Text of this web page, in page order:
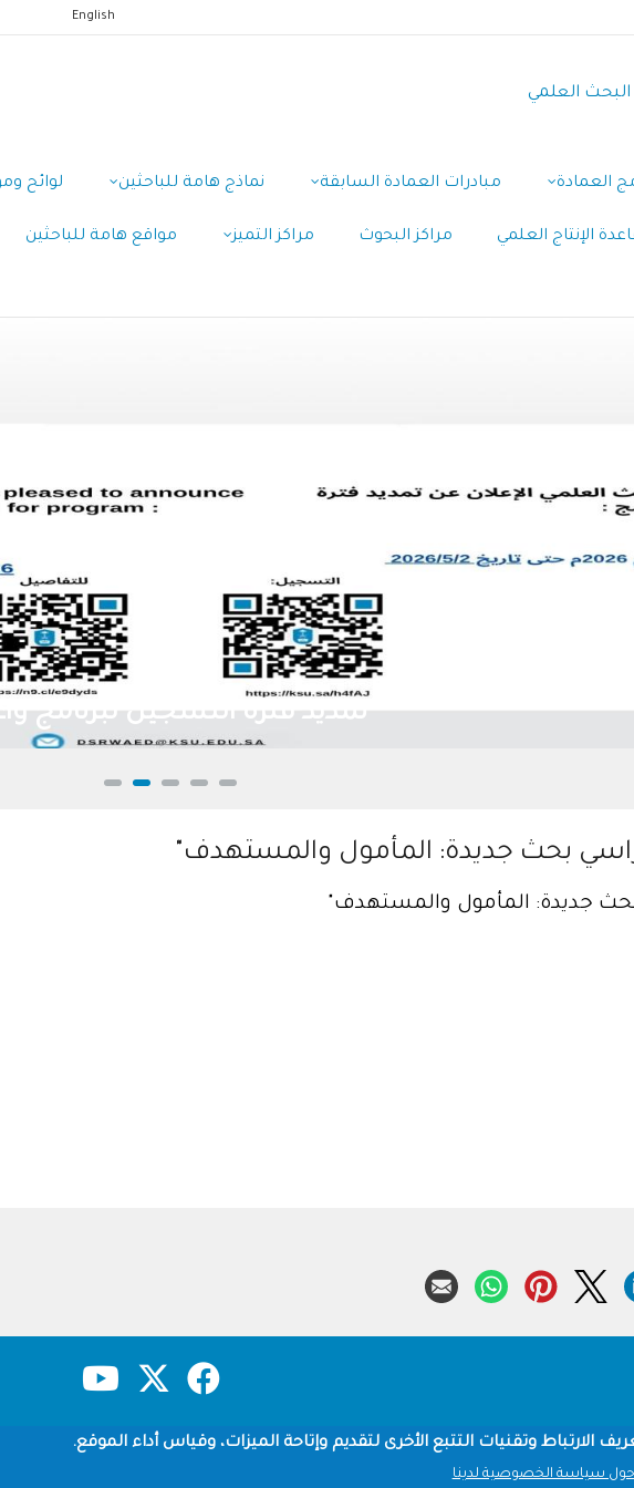
English
البحث العلمي
العمادة مبادرات العمادة السابقة نماذج هامة للباحثين لوائح
الإنتاج العلمي مراكز البحوث مراكز التميز مواقع هامة للباحثين
تمديد فترة التسجيل لبرنامج
بحث جديدة: المأمول والمستهدف"
جديدة: المأمول والمستهدف"
حقوق النشر سياسة الخصوصية
شروطالارتباط وتقنيات التتبع الأخرى لتقديم وإتاحة الميزات، وقياس أداء الموقع.
حول سياسة الخصوصية لدينا